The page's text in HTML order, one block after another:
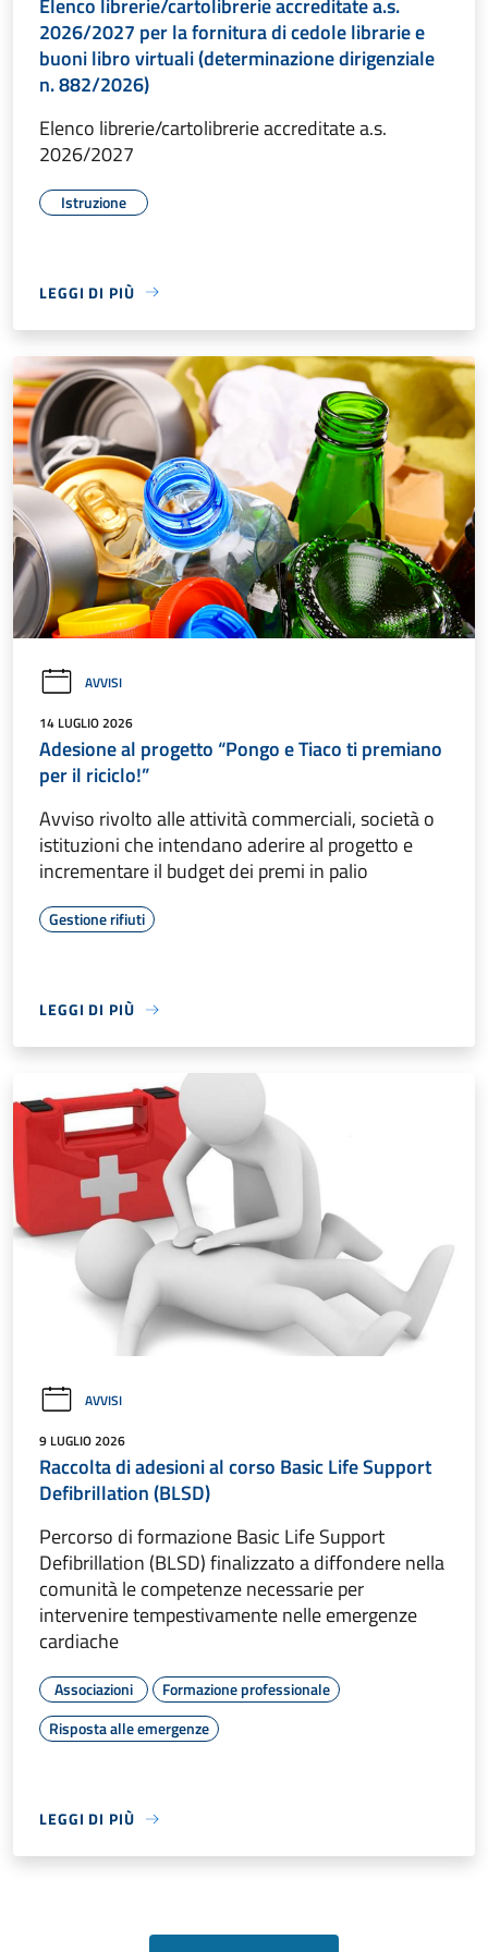
2026/2027 per la fornitura di cedole librarie e
buoni libro virtuali (determinazione dirigenziale
n. 882/2026)
Elenco librerie/cartolibrerie accreditate a.s.
2026/2027
Istruzione
LEGGI DI PIÙ
AVVISI
14 LUGLIO 2026
Adesione al progetto “Pongo e Tiaco ti premiano
per il riciclo!”
Avviso rivolto alle attività commerciali, società o
istituzioni che intendano aderire al progetto e
incrementare il budget dei premi in palio
Gestione rifiuti
LEGGI DI PIÙ
AVVISI
9 LUGLIO 2026
Raccolta di adesioni al corso Basic Life Support
Defibrillation (BLSD)
Percorso di formazione Basic Life Support
Defibrillation (BLSD) finalizzato a diffondere nella
comunità le competenze necessarie per
intervenire tempestivamente nelle emergenze
cardiache
Associazioni
Formazione professionale
Risposta alle emergenze
LEGGI DI PIÙ